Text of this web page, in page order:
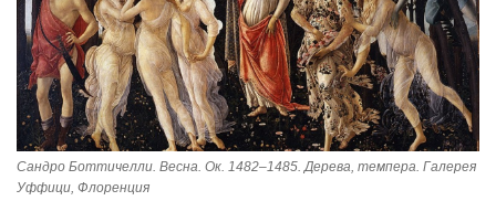
Сандро Боттичелли. Весна. Ок. 1482–1485. Дерева, темпера. Галерея
Уффици, Флоренция